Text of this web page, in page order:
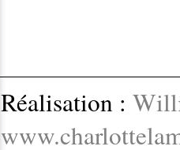
Réalisation :